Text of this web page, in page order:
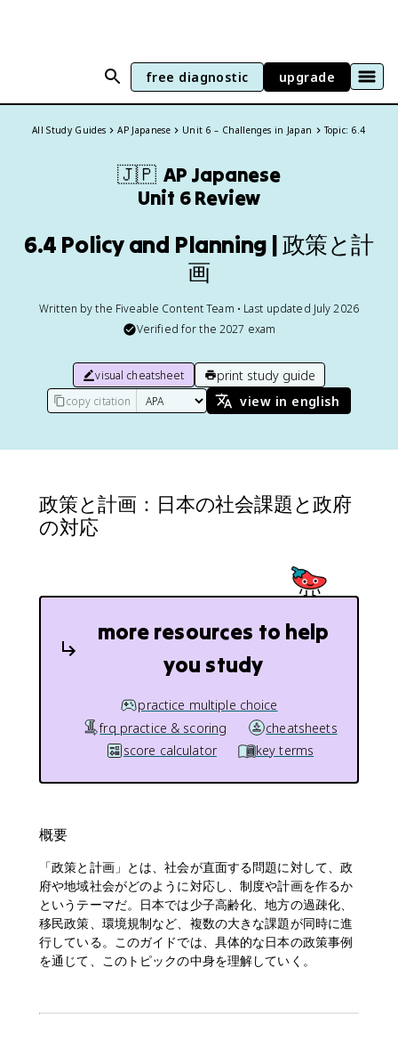
free diagnostic upgrade
All Study Guides AP Japanese Unit 6 – Challenges in Japan Topic: 6.4
🇯🇵 AP Japanese
Unit 6 Review
6.4 Policy and Planning | 政策と計
画
Written by the Fiveable Content Team • Last updated July 2026
Verified for the 2027 exam
visual cheatsheet print study guide
copy citation view in english
政策と計画：日本の社会課題と政府
の対応
more resources to help
you study
practice multiple choice
frq practice & scoring
cheatsheets
score calculator
key terms
概要
「政策と計画」とは、社会が直面する問題に対して、政
府や地域社会がどのように対応し、制度や計画を作るか
というテーマだ。日本では少子高齢化、地方の過疎化、
移民政策、環境規制など、複数の大きな課題が同時に進
行している。このガイドでは、具体的な日本の政策事例
を通じて、このトピックの中身を理解していく。